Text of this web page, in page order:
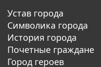
Устав города
Символика города
История города
Почетные граждане
Город героев